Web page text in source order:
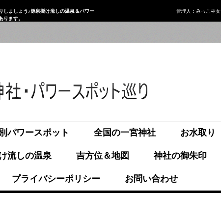
しましょう♪源泉掛け流しの温泉＆パワー
ます。
管理人：みっこ巫女
パワースポット 全国の一宮神社 お水取り
流しの温泉 吉方位＆地図 神社の御朱印
プライバシーポリシー お問い合わせ